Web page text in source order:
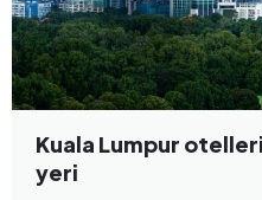
Kuala Lumpur
yeri